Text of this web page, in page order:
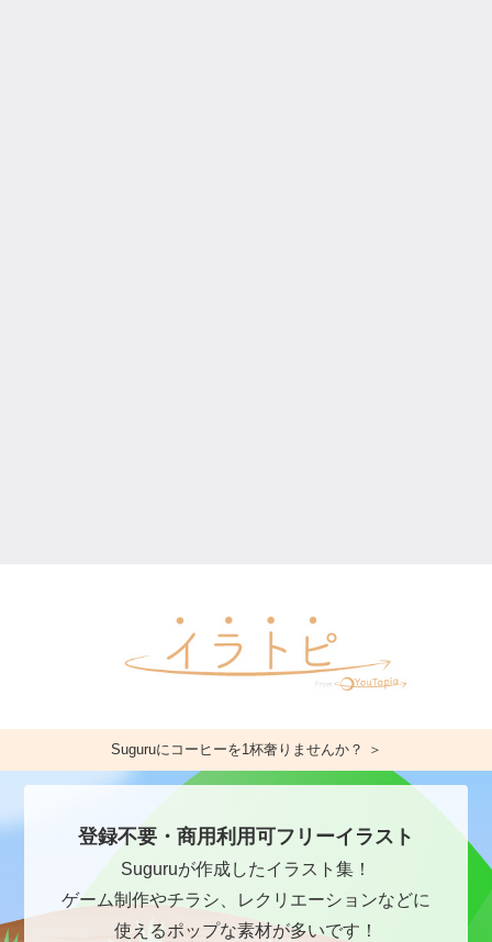
Suguruにコーヒーを1杯奢りませんか？ ＞
登録不要・商用利用可フリーイラスト
Suguruが作成したイラスト集！
ゲーム制作やチラシ、レクリエーションなどに
使えるポップな素材が多いです！